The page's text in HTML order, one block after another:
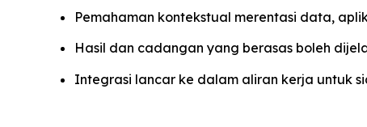
Pemahaman kontekstual merentasi data,
Hasil dan cadangan yang berasas boleh
Integrasi lancar ke dalam aliran kerja untuk